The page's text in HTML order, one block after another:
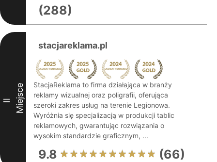
(288)
II Miejsce
stacjareklama.pl
StacjaReklama to firma działająca w branży
reklamy wizualnej oraz poligrafii, oferująca
szeroki zakres usług na terenie Legionowa.
Wyróżnia się specjalizacją w produkcji tablic
reklamowych, gwarantując rozwiązania o
wysokim standardzie graficznym, ...
9.8 (66)